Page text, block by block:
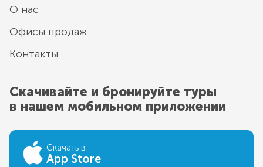
О нас
Офисы продаж
Контакты
Скачивайте и бронируйте туры
в нашем мобильном приложении
Скачать в
App Store